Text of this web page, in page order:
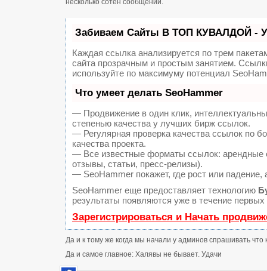
Забиваем Сайты В ТОП КУВАЛДОЙ -
Каждая ссылка анализируется по трем
сайта прозрачным и простым занятием.
используйте по максимуму потенциал
Что умеет делать SeoHammer
— Продвижение в один клик,
степенью качества у лучших бирж ссылок.
— Регулярная проверка качества ссылок по
качества проекта.
— Все известные форматы ссылок: арендные
отзывы, статьи, пресс-релизы).
— SeoHammer покажет, где рост или
SeoHammer еще предоставляет технологию
результаты появляются уже в течение первых
Зарегистрироваться и Начать
Да и к тому же когда мы начали у админов спрашивать что
Да и самое главное: Халявы не бывает. Удачи